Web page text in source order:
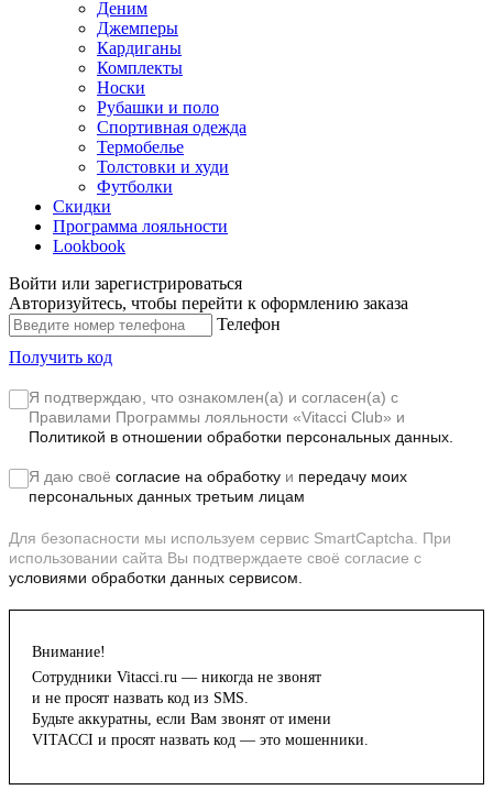
Деним
Джемперы
Кардиганы
Комплекты
Носки
Рубашки и поло
Спортивная одежда
Термобелье
Толстовки и худи
Футболки
Скидки
Программа лояльности
Lookbook
Войти или зарегистрироваться
Авторизуйтесь, чтобы перейти к оформлению заказа
Телефон
Получить код
Я подтверждаю, что ознакомлен(а) и согласен(а) с
Правилами Программы лояльности «Vitacci Club» и
Политикой в отношении обработки персональных данных.
Я даю своё согласие на обработку и передачу моих
персональных данных третьим лицам
Для безопасности мы используем сервис SmartCaptcha. При
использовании сайта Вы подтверждаете своё согласие с
условиями обработки данных сервисом.
Внимание!
Сотрудники Vitacci.ru — никогда не звонят
и не просят назвать код из SMS.
Будьте аккуратны, если Вам звонят от имени
VITACCI и просят назвать код — это мошенники.